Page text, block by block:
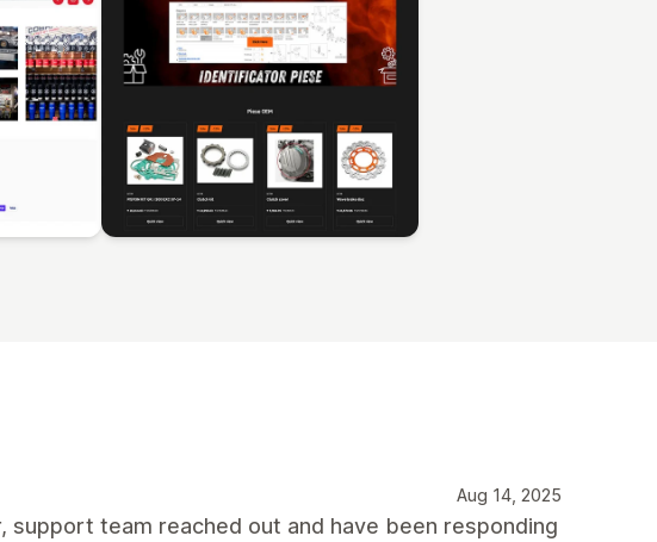
Aug 14, 2025
team reached out and have been responding